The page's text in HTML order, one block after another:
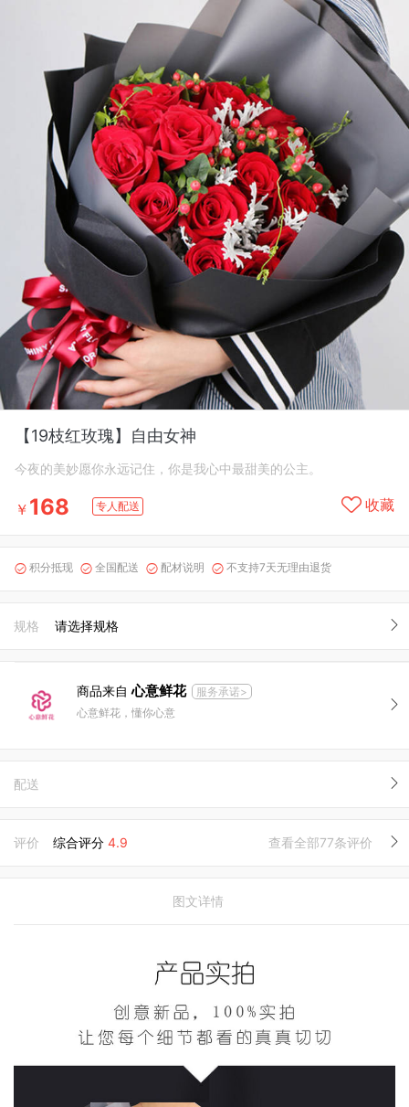
【19枝红玫瑰】自由女神
今夜的美妙愿你永远记住，你是我心中最甜美的公主。
￥ 168 专人配送 收藏
 积分抵现  全国配送  配材说明  不支持7天无理由退货
规格 请选择规格
商品来自心意鲜花
服务承诺>
心意鲜花，懂你心意
配送
评价 综合评分 4.9 查看全部77条评价
图文详情